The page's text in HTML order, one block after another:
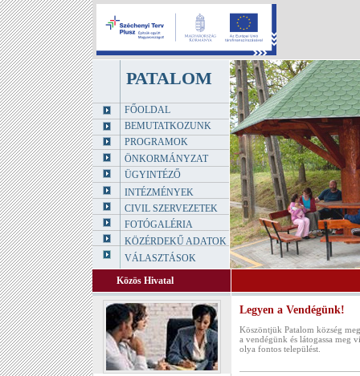
PATALOM
FŐOLDAL
BEMUTATKOZUNK
PROGRAMOK
ÖNKORMÁNYZAT
ÜGYINTÉZŐ
INTÉZMÉNYEK
CIVIL SZERVEZETEK
FOTÓGALÉRIA
KÖZÉRDEKŰ ADATOK
VÁLASZTÁSOK
Közös Hivatal
Legyen a Vendégünk!
Köszöntjük Patalom község
a vendégünk és látogassa meg
olya fontos települést.